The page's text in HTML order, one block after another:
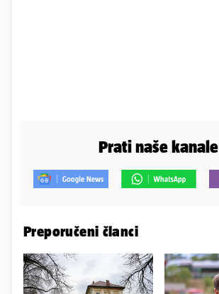
Prati naše kanale
Preporučeni članci